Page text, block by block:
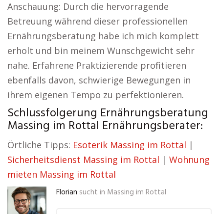
Anschauung: Durch die hervorragende
Betreuung während dieser professionellen
Ernährungsberatung habe ich mich komplett
erholt und bin meinem Wunschgewicht sehr
nahe. Erfahrene Praktizierende profitieren
ebenfalls davon, schwierige Bewegungen in
ihrem eigenen Tempo zu perfektionieren.
Schlussfolgerung Ernährungsberatung
Massing im Rottal Ernährungsberater:
Örtliche Tipps: Esoterik Massing im Rottal |
Sicherheitsdienst Massing im Rottal | Wohnung
mieten Massing im Rottal
Florian sucht in Massing im Rottal